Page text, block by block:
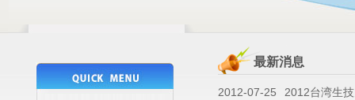
最新消息
2012-07-25 2012台湾生